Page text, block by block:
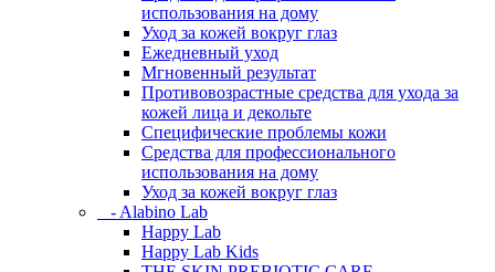
использования на дому
Уход за кожей вокруг глаз
Ежедневный уход
Мгновенный результат
Противовозрастные средства для ухода за
кожей лица и декольте
Специфические проблемы кожи
Средства для профессионального
использования на дому
Уход за кожей вокруг глаз
- Alabino Lab
Happy Lab
Happy Lab Kids